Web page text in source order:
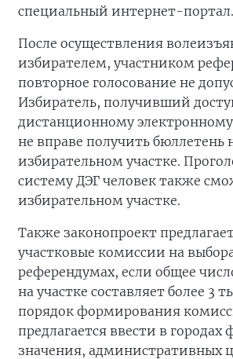
специальный интернет-портал.
После осуществления
избирателем, участником
повторное голосование не
Избиратель, получивший
дистанционному
не вправе получить бюллетень
избирательном участке.
систему ДЭГ человек также
избирательном участке.
Также законопроект
участковые комиссии на
референдумах, если общее
на участке составляет более 3
порядок формирования
предлагается ввести в городах
значения, административных